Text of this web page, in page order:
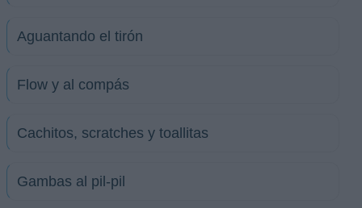
Aguantando el tirón
Flow y al compás
Cachitos, scratches y toallitas
Gambas al pil-pil